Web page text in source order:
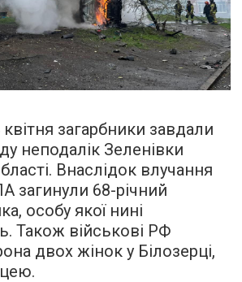
загарбники завдали
неподалік Зеленівки
Внаслідок влучання
загинули 68-річний
особу якої нині
Також військові РФ
двох жінок у Білозерці,